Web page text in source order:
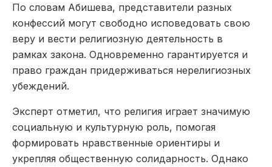
По словам Абишева, представители разных
конфессий могут свободно исповедовать свою
веру и вести религиозную деятельность в
рамках закона. Одновременно гарантируется и
право граждан придерживаться нерелигиозных
убеждений.
Эксперт отметил, что религия играет значимую
социальную и культурную роль, помогая
формировать нравственные ориентиры и
укрепляя общественную солидарность. Однако